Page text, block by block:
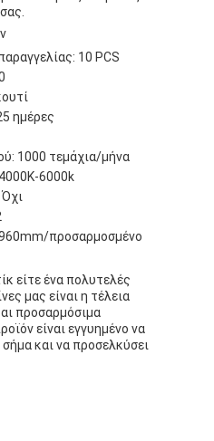
10 PCS
ημέρες
1000 τεμάχια/μήνα
6000k
προσαρμοσμένο
είτε ένα πολυτελές
μας είναι η τέλεια
προσαρμόσιμα
είναι εγγυημένο να
και να προσελκύσει